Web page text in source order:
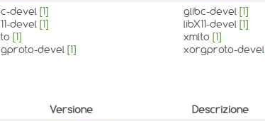
devel [1]
devel [1]
[1]
devel [1]
glibc-devel [1]
libX11-devel [1]
xmlto [1]
xorgproto-devel
Versione
Descrizione